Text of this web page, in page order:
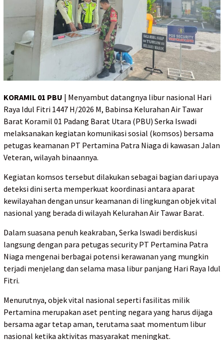
KORAMIL 01 PBU | Menyambut datangnya libur nasional Hari
Raya Idul Fitri 1447 H/2026 M, Babinsa Kelurahan Air Tawar
Barat Koramil 01 Padang Barat Utara (PBU) Serka Iswadi
melaksanakan kegiatan komunikasi sosial (komsos) bersama
petugas keamanan PT Pertamina Patra Niaga di kawasan Jalan
Veteran, wilayah binaannya.
Kegiatan komsos tersebut dilakukan sebagai bagian dari upaya
deteksi dini serta memperkuat koordinasi antara aparat
kewilayahan dengan unsur keamanan di lingkungan objek vital
nasional yang berada di wilayah Kelurahan Air Tawar Barat.
Dalam suasana penuh keakraban, Serka Iswadi berdiskusi
langsung dengan para petugas security PT Pertamina Patra
Niaga mengenai berbagai potensi kerawanan yang mungkin
terjadi menjelang dan selama masa libur panjang Hari Raya Idul
Fitri.
Menurutnya, objek vital nasional seperti fasilitas milik
Pertamina merupakan aset penting negara yang harus dijaga
bersama agar tetap aman, terutama saat momentum libur
nasional ketika aktivitas masyarakat meningkat.